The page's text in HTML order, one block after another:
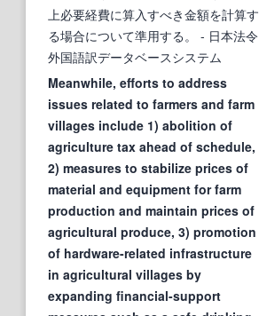
上必要経費に算入すべき金額を計算す
る場合について準用する。
- 日本法令
外国語訳データベースシステム
Meanwhile, efforts to address
issues related to farmers and farm
villages include 1) abolition of
agriculture tax ahead of schedule,
2) measures to stabilize prices of
material and equipment for farm
production and maintain prices of
agricultural produce, 3) promotion
of hardware-related infrastructure
in agricultural villages by
expanding financial-support